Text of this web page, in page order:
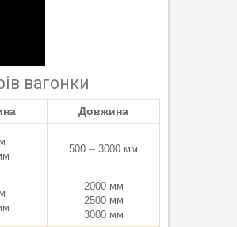
вагонки
Довжина
500 -- 3000 мм
2000 мм
2500 мм
3000 мм